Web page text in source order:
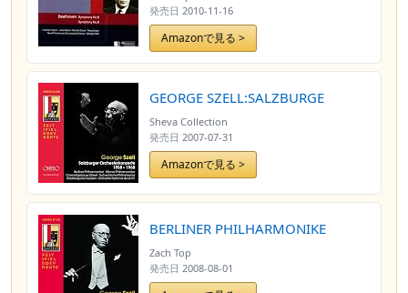
発売日 2010-11-16
Amazonで見る >
GEORGE SZELL:SALZBURGE
Sheva Collection
発売日 2007-07-31
Amazonで見る >
BERLINER PHILHARMONIKE
Zach Top
発売日 2008-08-01